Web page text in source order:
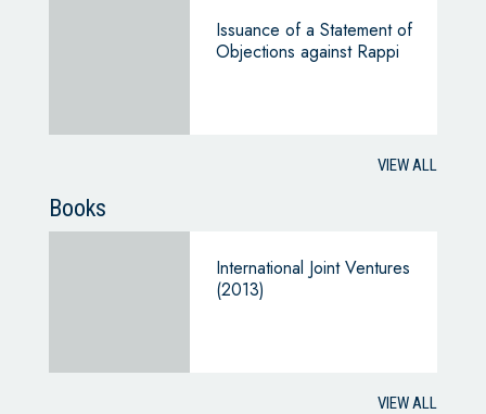
Issuance of a Statement of
Objections against Rappi
VIEW ALL
Books
International Joint Ventures
(2013)
VIEW ALL